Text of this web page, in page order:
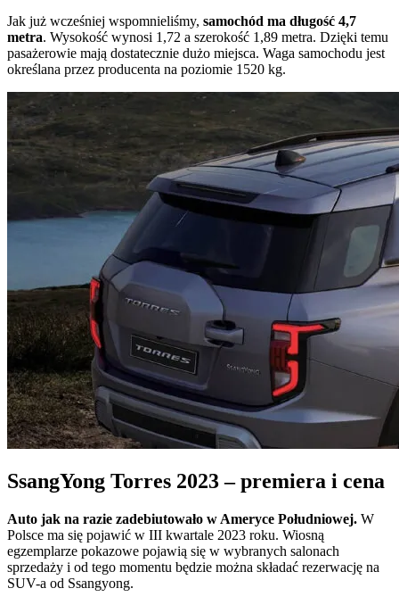
Jak już wcześniej wspomnieliśmy, samochód ma długość 4,7
metra. Wysokość wynosi 1,72 a szerokość 1,89 metra. Dzięki temu
pasażerowie mają dostatecznie dużo miejsca. Waga samochodu jest
określana przez producenta na poziomie 1520 kg.
SsangYong Torres 2023 – premiera i cena
Auto jak na razie zadebiutowało w Ameryce Południowej. W
Polsce ma się pojawić w III kwartale 2023 roku. Wiosną
egzemplarze pokazowe pojawią się w wybranych salonach
sprzedaży i od tego momentu będzie można składać rezerwację na
SUV-a od Ssangyong.